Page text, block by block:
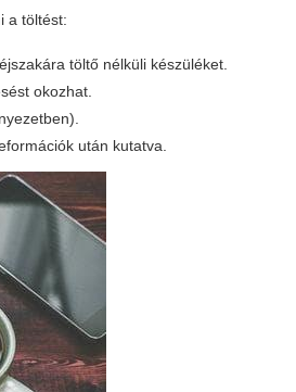
a töltést:
töltő nélküli készüléket.
okozhat.
után kutatva.